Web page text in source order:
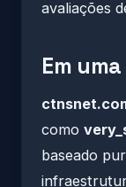
avaliações
Em
como
baseado